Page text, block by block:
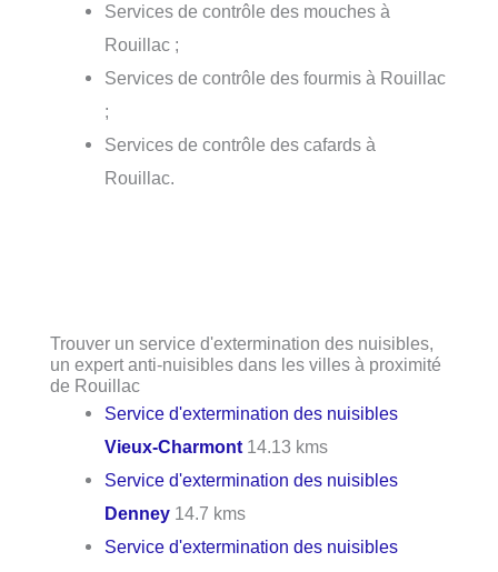
Services de contrôle des mouches à
Rouillac ;
Services de contrôle des fourmis à Rouillac
;
Services de contrôle des cafards à
Rouillac.
Trouver un service d'extermination des nuisibles,
un expert anti-nuisibles dans les villes à proximité
de Rouillac
Service d'extermination des nuisibles
Vieux-Charmont 14.13 kms
Service d'extermination des nuisibles
Denney 14.7 kms
Service d'extermination des nuisibles